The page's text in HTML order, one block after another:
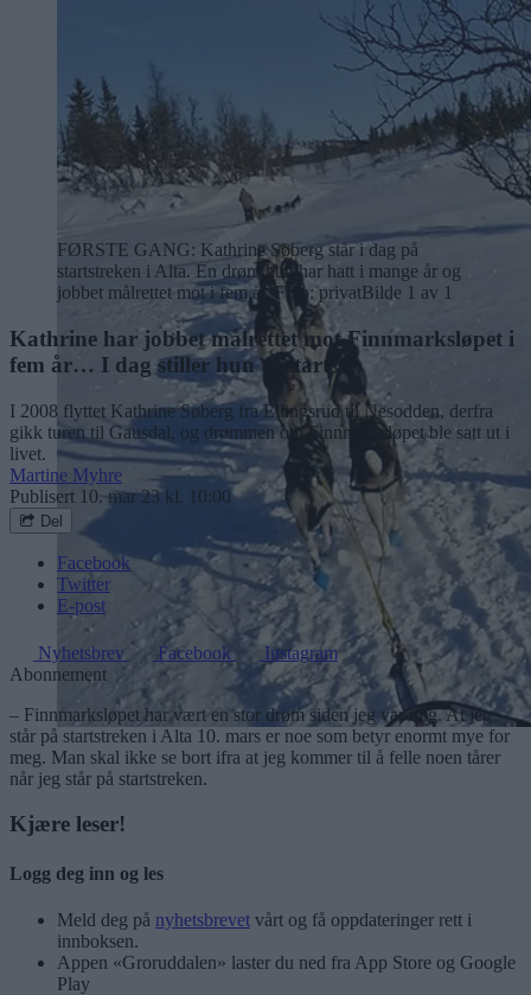
FØRSTE GANG: Kathrine Søberg står i dag på
startstreken i Alta. En drøm hun har hatt i mange år og
jobbet målrettet mot i fem år. Foto: privatBilde 1 av 1
Kathrine har jobbet målrettet mot Finnmarksløpet i
fem år… I dag stiller hun til start
I 2008 flyttet Kathrine Søberg fra Ellingsrud til Nesodden, derfra
gikk turen til Gausdal, og drømmen om Finnmarksløpet ble satt ut i
livet.
Martine Myhre
Publisert 10. mar 23 kl. 10:00
Del
Facebook
Twitter
E-post
Nyhetsbrev Facebook
Instagram
Abonnement
– Finnmarksløpet har vært en stor drøm siden jeg var ung. At jeg
står på startstreken i Alta 10. mars er noe som betyr enormt mye for
meg. Man skal ikke se bort ifra at jeg kommer til å felle noen tårer
når jeg står på startstreken.
Kjære leser!
Logg deg inn og les
Meld deg på nyhetsbrevet vårt og få oppdateringer rett i
innboksen.
Appen «Groruddalen» laster du ned fra App Store og Google
Play